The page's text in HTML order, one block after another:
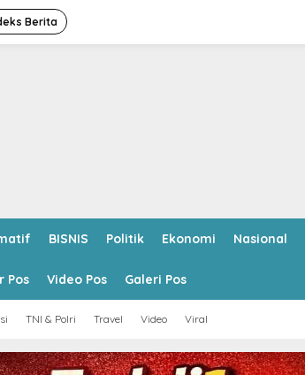
Berita
BISNIS Politik Ekonomi Nasional
Pos Video Pos Galeri Pos
TNI & Polri Travel Video Viral